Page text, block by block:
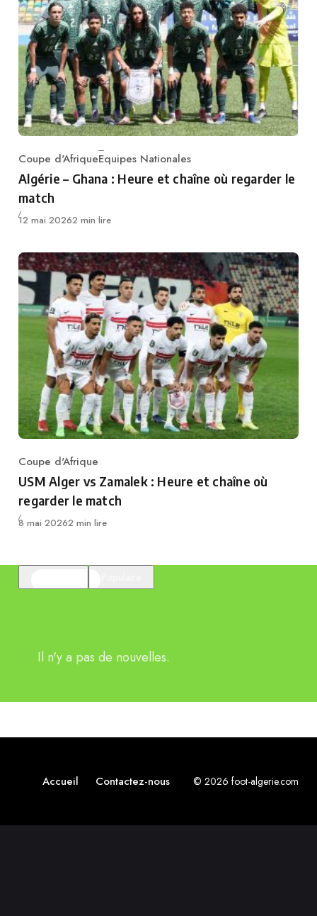
Category
Coupe d'AfriqueEquipes Nationales
Algérie – Ghana : Heure et chaîne où regarder le
match
Publié
12 mai 20262 min lire
Category
Coupe d'Afrique
USM Alger vs Zamalek : Heure et chaîne où
regarder le match
Publié
8 mai 20262 min lire
Il n'y a pas de nouvelles.
Accueil Contactez-nous © 2026 foot-algerie.com